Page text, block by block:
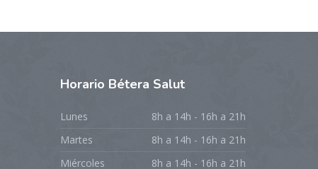
Horario Bétera Salut
Lunes
8h a 14h - 16h a 21h
Martes
8h a 14h - 16h a 21h
Miércoles
8h a 14h - 16h a 21h